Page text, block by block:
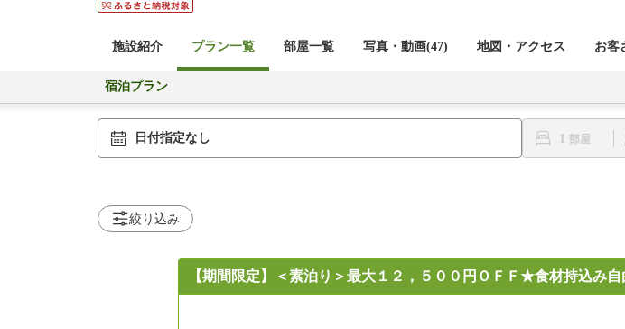
施設紹介 プラン一覧 部屋一覧 写真・動画(47) 地図・アクセス お客
宿泊プラン
日付指定なし 1
絞り込み
【期間限定】＜素泊り＞最大１２，５００円ＯＦＦ★食材持込